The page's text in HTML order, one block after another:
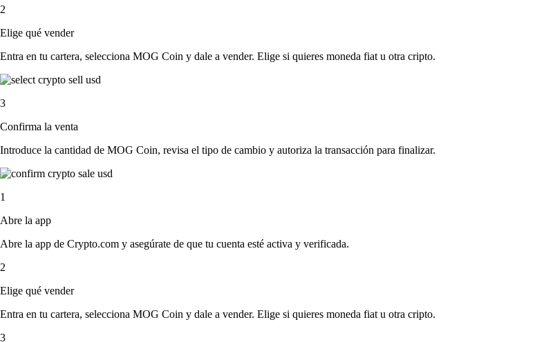
2
Elige qué vender
Entra en tu cartera, selecciona MOG Coin y dale a vender. Elige si quieres moneda fiat u otra cripto.
3
Confirma la venta
Introduce la cantidad de MOG Coin, revisa el tipo de cambio y autoriza la transacción para finalizar.
1
Abre la app
Abre la app de Crypto.com y asegúrate de que tu cuenta esté activa y verificada.
2
Elige qué vender
Entra en tu cartera, selecciona MOG Coin y dale a vender. Elige si quieres moneda fiat u otra cripto.
3